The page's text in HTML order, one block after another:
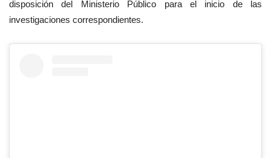
disposición del Ministerio Público para el inicio de las
investigaciones correspondientes.